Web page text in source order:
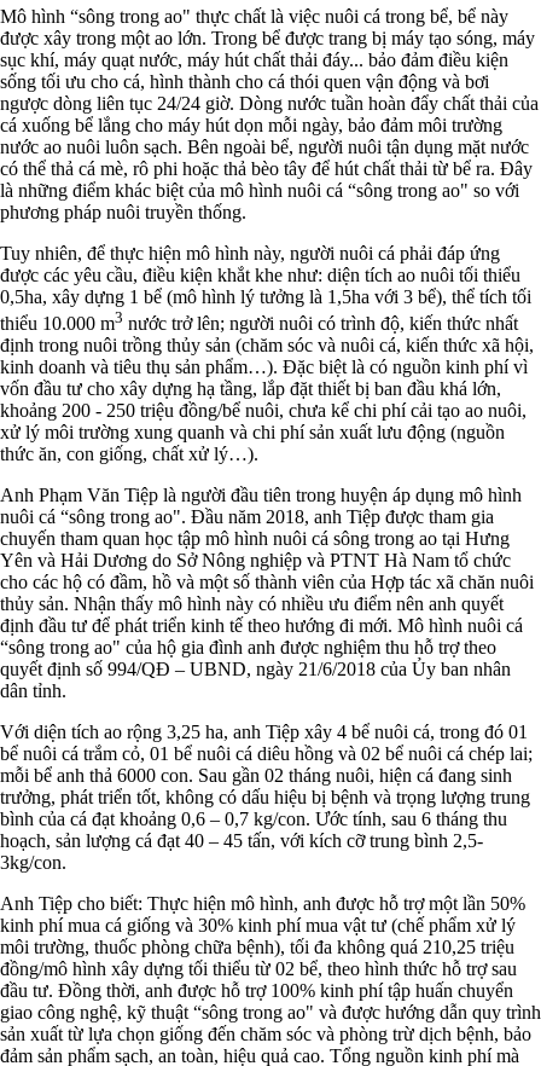
Mô hình “sông trong ao" thực chất là việc nuôi cá trong bể, bể này
được xây trong một ao lớn. Trong bể được trang bị máy tạo sóng, máy
sục khí, máy quạt nước, máy hút chất thải đáy... bảo đảm điều kiện
sống tối ưu cho cá, hình thành cho cá thói quen vận động và bơi
ngược dòng liên tục 24/24 giờ. Dòng nước tuần hoàn đẩy chất thải của
cá xuống bể lắng cho máy hút dọn mỗi ngày, bảo đảm môi trường
nước ao nuôi luôn sạch. Bên ngoài bể, người nuôi tận dụng mặt nước
có thể thả cá mè, rô phi hoặc thả bèo tây để hút chất thải từ bể ra. Đây
là những điểm khác biệt của mô hình nuôi cá “sông trong ao" so với
phương pháp nuôi truyền thống.
Tuy nhiên, để thực hiện mô hình này, người nuôi cá phải đáp ứng
được các yêu cầu, điều kiện khắt khe như: diện tích ao nuôi tối thiểu
0,5ha, xây dựng 1 bể (mô hình lý tưởng là 1,5ha với 3 bể), thể tích tối
thiểu 10.000 m3 nước trở lên; người nuôi có trình độ, kiến thức nhất
định trong nuôi trồng thủy sản (chăm sóc và nuôi cá, kiến thức xã hội,
kinh doanh và tiêu thụ sản phẩm…). Đặc biệt là có nguồn kinh phí vì
vốn đầu tư cho xây dựng hạ tầng, lắp đặt thiết bị ban đầu khá lớn,
khoảng 200 - 250 triệu đồng/bể nuôi, chưa kể chi phí cải tạo ao nuôi,
xử lý môi trường xung quanh và chi phí sản xuất lưu động (nguồn
thức ăn, con giống, chất xử lý…).
Anh Phạm Văn Tiệp là người đầu tiên trong huyện áp dụng mô hình
nuôi cá “sông trong ao". Đầu năm 2018, anh Tiệp được tham gia
chuyến tham quan học tập mô hình nuôi cá sông trong ao tại Hưng
Yên và Hải Dương do Sở Nông nghiệp và PTNT Hà Nam tổ chức
cho các hộ có đầm, hồ và một số thành viên của Hợp tác xã chăn nuôi
thủy sản. Nhận thấy mô hình này có nhiều ưu điểm nên anh quyết
định đầu tư để phát triển kinh tế theo hướng đi mới. Mô hình nuôi cá
“sông trong ao" của hộ gia đình anh được nghiệm thu hỗ trợ theo
quyết định số 994/QĐ – UBND, ngày 21/6/2018 của Ủy ban nhân
dân tỉnh.
Với diện tích ao rộng 3,25 ha, anh Tiệp xây 4 bể nuôi cá, trong đó 01
bể nuôi cá trắm cỏ, 01 bể nuôi cá diêu hồng và 02 bể nuôi cá chép lai;
mỗi bể anh thả 6000 con. Sau gần 02 tháng nuôi, hiện cá đang sinh
trưởng, phát triển tốt, không có dấu hiệu bị bệnh và trọng lượng trung
bình của cá đạt khoảng 0,6 – 0,7 kg/con. Ước tính, sau 6 tháng thu
hoạch, sản lượng cá đạt 40 – 45 tấn, với kích cỡ trung bình 2,5-
3kg/con.
Anh Tiệp cho biết: Thực hiện mô hình, anh được hỗ trợ một lần 50%
kinh phí mua cá giống và 30% kinh phí mua vật tư (chế phẩm xử lý
môi trường, thuốc phòng chữa bệnh), tối đa không quá 210,25 triệu
đồng/mô hình xây dựng tối thiểu từ 02 bể, theo hình thức hỗ trợ sau
đầu tư. Đồng thời, anh được hỗ trợ 100% kinh phí tập huấn chuyển
giao công nghệ, kỹ thuật “sông trong ao" và được hướng dẫn quy trình
sản xuất từ lựa chọn giống đến chăm sóc và phòng trừ dịch bệnh, bảo
đảm sản phẩm sạch, an toàn, hiệu quả cao. Tổng nguồn kinh phí mà